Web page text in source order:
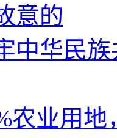
意的
中华民
农业用